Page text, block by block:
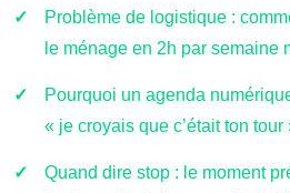
Problème de logistique :
le ménage en 2h par semaine
Pourquoi un agenda
« je croyais que c’était ton tour
Quand dire stop : le moment